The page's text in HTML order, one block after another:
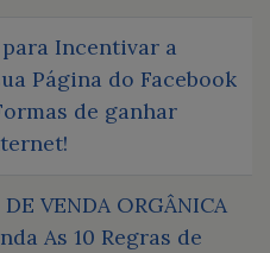
Incentivar a
Página do Facebook
de ganhar
VENDA ORGÂNICA
As 10 Regras de